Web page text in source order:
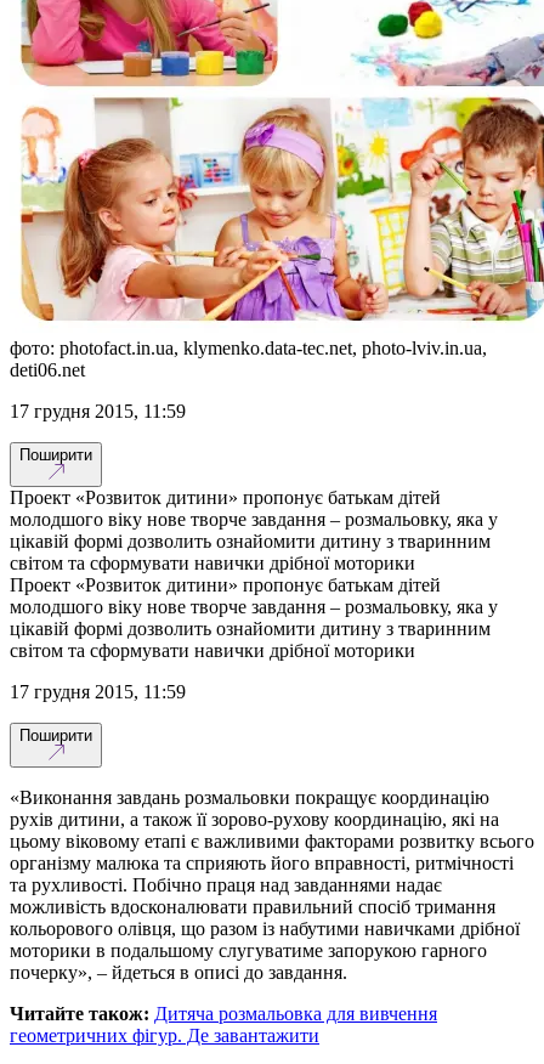
фото: photofact.in.ua, klymenko.data-tec.net, photo-lviv.in.ua,
deti06.net
17 грудня 2015, 11:59
Поширити
Проект «Розвиток дитини» пропонує батькам дітей
молодшого віку нове творче завдання – розмальовку, яка у
цікавій формі дозволить ознайомити дитину з тваринним
світом та сформувати навички дрібної моторики
Проект «Розвиток дитини» пропонує батькам дітей
молодшого віку нове творче завдання – розмальовку, яка у
цікавій формі дозволить ознайомити дитину з тваринним
світом та сформувати навички дрібної моторики
17 грудня 2015, 11:59
Поширити
«Виконання завдань розмальовки покращує координацію
рухів дитини, а також її зорово-рухову координацію, які на
цьому віковому етапі є важливими факторами розвитку всього
організму малюка та сприяють його вправності, ритмічності
та рухливості. Побічно праця над завданнями надає
можливість вдосконалювати правильний спосіб тримання
кольорового олівця, що разом із набутими навичками дрібної
моторики в подальшому слугуватиме запорукою гарного
почерку», – йдеться в описі до завдання.
Читайте також: Дитяча розмальовка для вивчення
геометричних фігур. Де завантажити